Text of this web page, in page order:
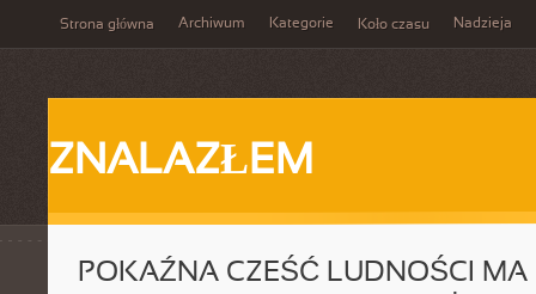
Strona główna Archiwum Kategorie Koło czasu Nadzieja
ZNALAZŁEM
POKAŹNA CZEŚĆ LUDNOŚCI MA